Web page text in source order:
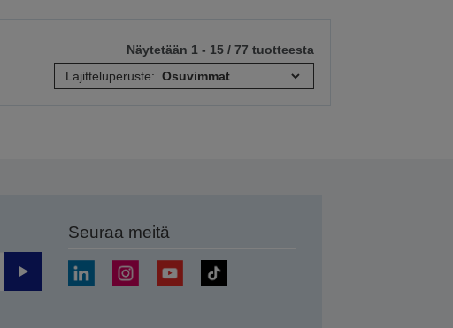
Näytetään 1 - 15 / 77 tuotteesta
Lajitteluperuste:
Lähetä
Seuraa meitä